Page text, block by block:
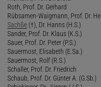
Roth, Prof. Dr. Gerhard
Rübsamen-Waigmann, Prof. Dr.
Sachße (†), Dr. Hanns (H.S.)
Sander, Prof. Dr. Klaus (K.S.)
Sauer, Prof. Dr. Peter (P.S.)
Sauermost, Elisabeth (E.Sa.)
Sauermost, Rolf (R.S.)
Schaller, Prof. Dr. Friedrich
Schaub, Prof. Dr. Günter A. (G.Sb.)